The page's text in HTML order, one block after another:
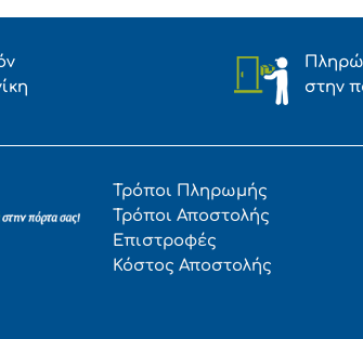
στην
Τρόποι Πληρωμής
Τρόποι Αποστολής
Επιστροφές
Κόστος Αποστολής